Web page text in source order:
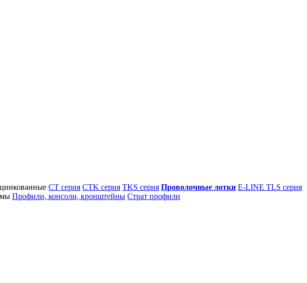
CT серия CTK серия TKS серия Проволочные лотки E-LINE TLS серия
Профили, консоли, кронштейны Страт профили